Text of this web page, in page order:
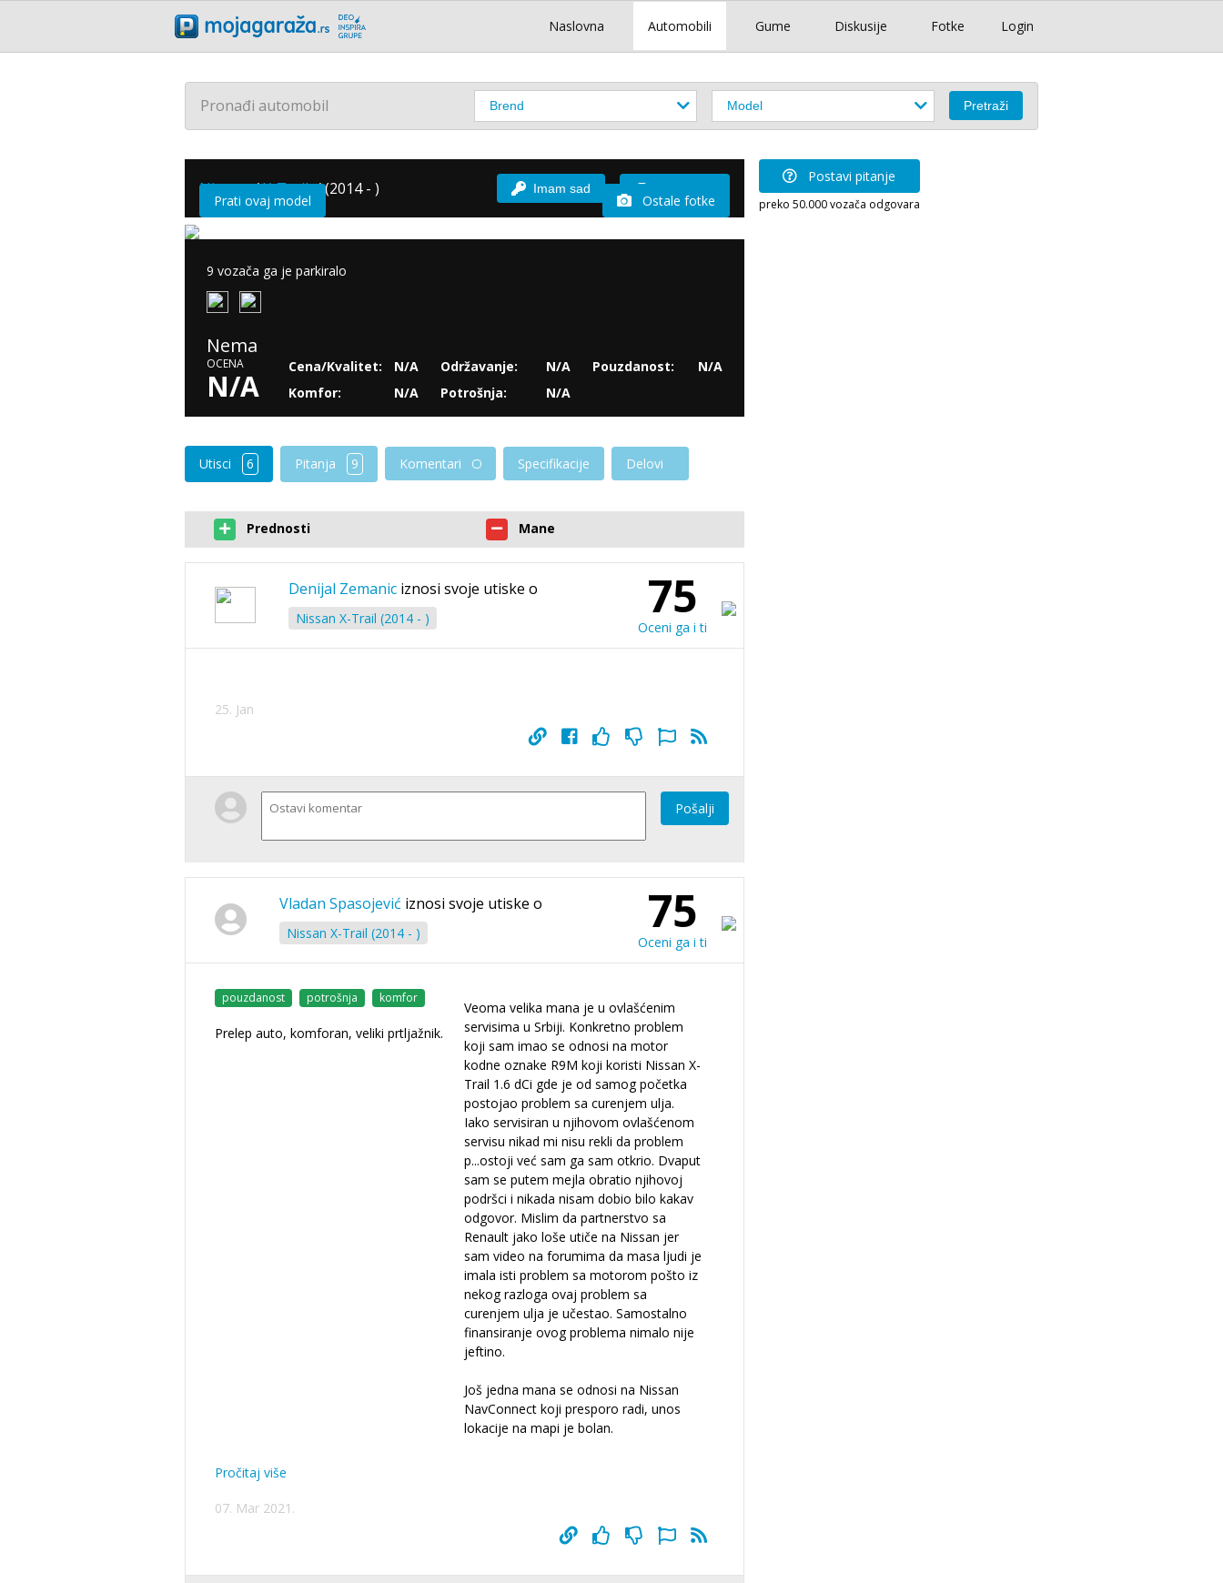
Login
Naslovna Automobili Gume Diskusije Fotke
Pronađi automobil
Nissan /X-Trail /(2014 - ) Imam sad
Prati ovaj model Ostale fotke
9 vozača ga je parkiralo
Nema
OCENA
N/A
Cena/Kvalitet:
N/A
Komfor:
N/A
Održavanje:
N/A
Potrošnja:
N/A
Pouzdanost: N/A
Utisci 6 Pitanja 9 Komentari Specifikacije Delovi
Prednosti Mane
Denijal Zemanic iznosi svoje utiske o
Nissan X-Trail (2014 - ) 75
Oceni ga i ti
25. Jan
Pošalji
Vladan Spasojević iznosi svoje utiske o
Nissan X-Trail (2014 - ) 75
Oceni ga i ti
pouzdanost potrošnja komfor
Prelep auto, komforan, veliki prtljažnik.
Veoma velika mana je u ovlašćenim
servisima u Srbiji. Konkretno problem
koji sam imao se odnosi na motor
kodne oznake R9M koji koristi Nissan X-
Trail 1.6 dCi gde je od samog početka
postojao problem sa curenjem ulja.
Iako servisiran u njihovom ovlašćenom
servisu nikad mi nisu rekli da problem
p...ostoji već sam ga sam otkrio. Dvaput
sam se putem mejla obratio njihovoj
podršci i nikada nisam dobio bilo kakav
odgovor. Mislim da partnerstvo sa
Renault jako loše utiče na Nissan jer
sam video na forumima da masa ljudi je
imala isti problem sa motorom pošto iz
nekog razloga ovaj problem sa
curenjem ulja je učestao. Samostalno
finansiranje ovog problema nimalo nije
jeftino.
Još jedna mana se odnosi na Nissan
NavConnect koji presporo radi, unos
lokacije na mapi je bolan.
Pročitaj više
07. Mar 2021.
Postavi pitanje
preko 50.000 vozača odgovara